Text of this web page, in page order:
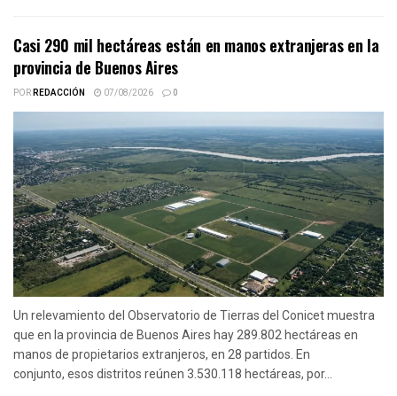
Casi 290 mil hectáreas están en manos extranjeras en la
provincia de Buenos Aires
PORREDACCIÓN 07/08/2026 0
Un relevamiento del Observatorio de Tierras del Conicet muestra
que en la provincia de Buenos Aires hay 289.802 hectáreas en
manos de propietarios extranjeros, en 28 partidos. En
conjunto, esos distritos reúnen 3.530.118 hectáreas, por...